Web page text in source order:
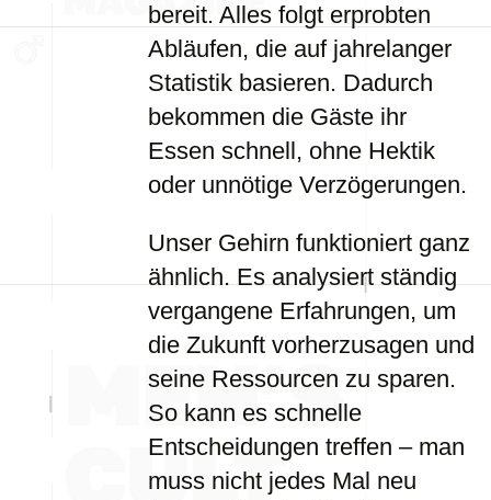
bereit. Alles folgt erprobten
Abläufen, die auf jahrelanger
Statistik basieren. Dadurch
bekommen die Gäste ihr
Essen schnell, ohne Hektik
oder unnötige Verzögerungen.
Unser Gehirn funktioniert ganz
ähnlich. Es analysiert ständig
vergangene Erfahrungen, um
die Zukunft vorherzusagen und
seine Ressourcen zu sparen.
So kann es schnelle
Entscheidungen treffen – man
muss nicht jedes Mal neu